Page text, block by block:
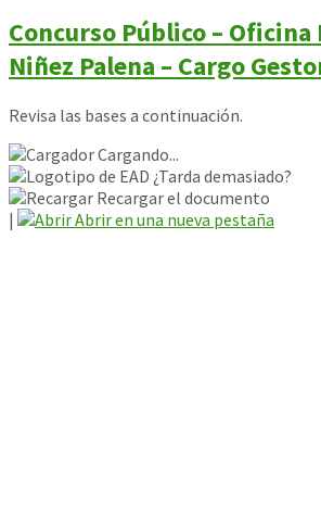
Concurso Público – Oficina
Niñez Palena – Cargo
Revisa las bases a continuación.
Cargando...
¿Tarda demasiado?
Recargar el documento
|
Abrir en una nueva pestaña